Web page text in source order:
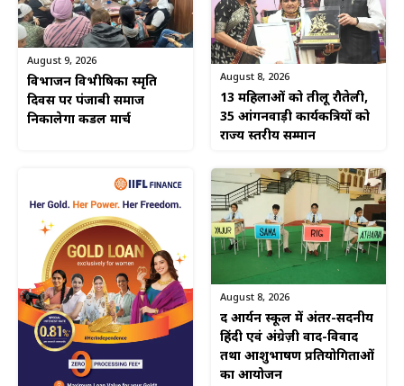
August 9, 2026
विभाजन विभीषिका स्मृति
दिवस पर पंजाबी समाज
निकालेगा कैंडल मार्च
August 8, 2026
13 महिलाओं को तीलू रौतेली,
35 आंगनवाड़ी कार्यकत्रियों को
राज्य स्तरीय सम्मान
August 8, 2026
द आर्यन स्कूल में अंतर-सदनीय
हिंदी एवं अंग्रेज़ी वाद-विवाद
तथा आशुभाषण प्रतियोगिताओं
का आयोजन